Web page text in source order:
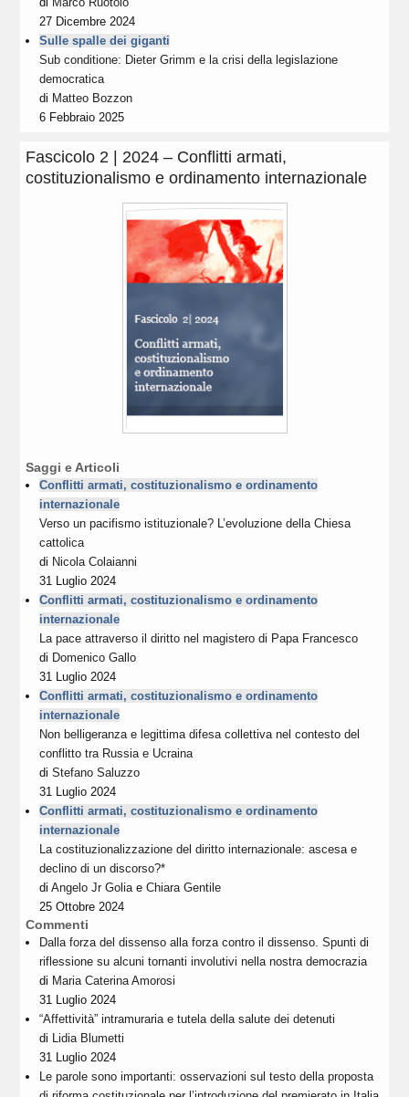
27 Dicembre 2024
Sulle spalle dei giganti
Sub conditione: Dieter Grimm e la crisi della legislazione
democratica
di Matteo Bozzon
6 Febbraio 2025
Fascicolo 2 | 2024 – Conflitti armati,
costituzionalismo e ordinamento internazionale
Saggi e Articoli
Conflitti armati, costituzionalismo e ordinamento
internazionale
Verso un pacifismo istituzionale? L’evoluzione della Chiesa
cattolica
di Nicola Colaianni
31 Luglio 2024
Conflitti armati, costituzionalismo e ordinamento
internazionale
La pace attraverso il diritto nel magistero di Papa Francesco
di Domenico Gallo
31 Luglio 2024
Conflitti armati, costituzionalismo e ordinamento
internazionale
Non belligeranza e legittima difesa collettiva nel contesto del
conflitto tra Russia e Ucraina
diStefano Saluzzo
31 Luglio 2024
Conflitti armati, costituzionalismo e ordinamento
internazionale
La costituzionalizzazione del diritto internazionale: ascesa e
declino di un discorso?*
diAngelo Jr GoliaeChiara Gentile
25 Ottobre 2024
Commenti
Dalla forza del dissenso alla forza contro il dissenso. Spunti di
riflessione su alcuni tornanti involutivi nella nostra democrazia
di Maria Caterina Amorosi
31 Luglio 2024
“Affettività” intramuraria e tutela della salute dei detenuti
di Lidia Blumetti
31 Luglio 2024
Le parole sono importanti: osservazioni sul testo della proposta